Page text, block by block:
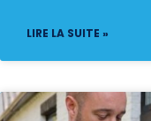
LIRE LA SUITE »